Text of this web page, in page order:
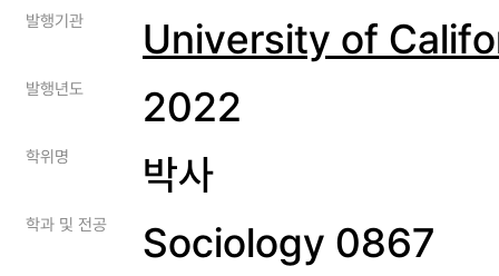
발행기관
University of
발행년도 2022
학위명 박사
학과 및 전공 Sociology 0867